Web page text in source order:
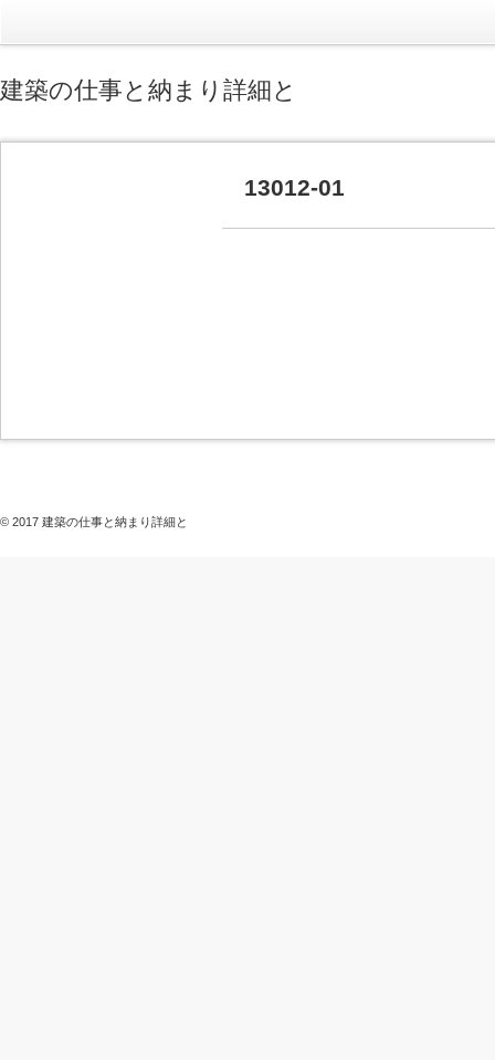
建築の仕事と納まり詳細と
13012-01
© 2017 建築の仕事と納まり詳細と